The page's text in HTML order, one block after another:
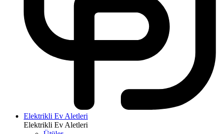
Elektrikli Ev Aletleri
Elektrikli Ev Aletleri